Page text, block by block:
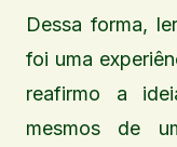
Dessa forma,
foi uma
reafirmo a
mesmos de